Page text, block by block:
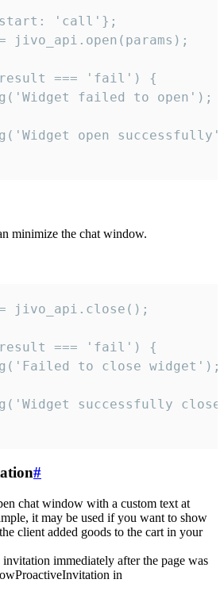
{start: 'call'};
jivo_api.open(params);
=== 'fail') {
failed to open');
open
minimize the chat window.
jivo_api.close();
=== 'fail') {
to close widget');
successfully
#
chat window with a custom text at
it may be used if you want to show
client added goods to the cart in your
immediately after the page was
in